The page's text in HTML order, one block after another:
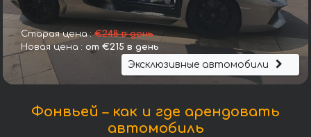
Старая цена :€248 в день
Новая цена : от €215 в день
Эксклюзивные автомобили
Фонвьей – как и где арендовать
автомобиль